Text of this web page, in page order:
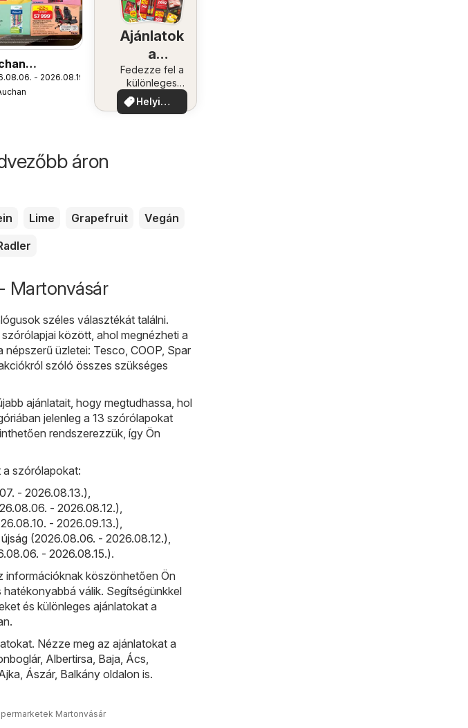
- 2026.08.19.
Ajánlatok
a
közelében
Fedezze fel a
különleges
ajánlatokat
Helyi
ajánlatok
áron
Lime Grapefruit
Vegán
Martonvásár
széles választékát találni.
között, ahol megnézheti a
népszerű üzletei: Tesco COOP Spar
szóló összes szükséges
ajánlatait, hogy megtudhassa, hol
jelenleg a 13 szórólapokat
rendszerezzük, így Ön
a szórólapokat:
- 2026.08.13.)
- 2026.08.12.)
- 2026.09.13.)
(2026.08.06. - 2026.08.12.)
- 2026.08.15.).
információknak köszönhetően Ön
válik. Segítségünkkel
és különleges ajánlatokat a
Nézze meg az ajánlatokat a
, Albertirsa Baja Ács
Ászár, Balkány oldalon is.
Martonvásár